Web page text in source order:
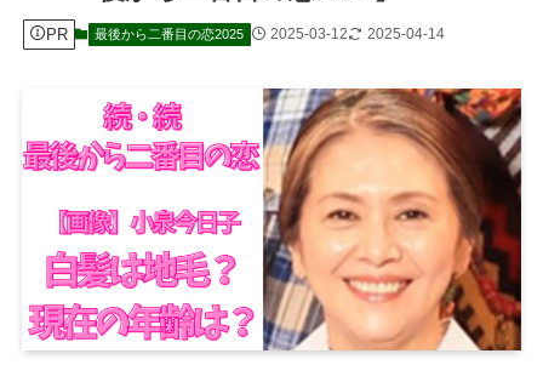
PR 最後から二番目の恋2025 2025-03-12 2025-04-14